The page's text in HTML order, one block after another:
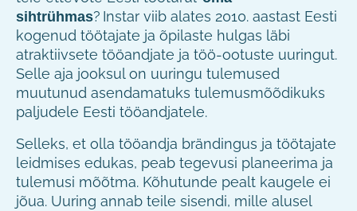
sihtrühmas? Instar viib alates 2010. aastast Eesti
kogenud töötajate ja õpilaste hulgas läbi
atraktiivsete tööandjate ja töö-ootuste uuringut.
Selle aja jooksul on uuringu tulemused
muutunud asendamatuks tulemusmõõdikuks
paljudele Eesti tööandjatele.
Selleks, et olla tööandja brändingus ja töötajate
leidmises edukas, peab tegevusi planeerima ja
tulemusi mõõtma. Kõhutunde pealt kaugele ei
jõua. Uuring annab teile sisendi, mille alusel